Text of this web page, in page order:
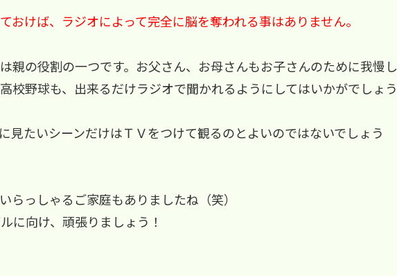
おけば、ラジオによって完全に脳を奪われる事はありません。
親の役割の一つです。お父さん、お母さんもお子さんのために我慢し
校野球も、出来るだけラジオで聞かれるようにしてはいかがでしょう
見たいシーンだけはＴＶをつけて観るのとよいのではないでしょう
らっしゃるご家庭もありましたね（笑）
に向け、頑張りましょう！